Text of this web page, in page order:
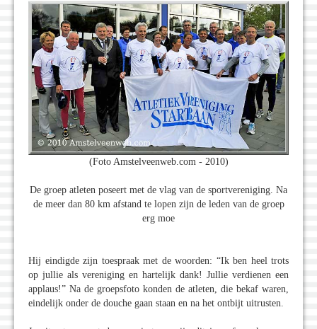
(Foto Amstelveenweb.com - 2010)
De groep atleten poseert met de vlag van de sportvereniging. Na
de meer dan 80 km afstand te lopen zijn de leden van de groep
erg moe
Hij eindigde zijn toespraak met de woorden: “Ik ben heel trots
op jullie als vereniging en hartelijk dank! Jullie verdienen een
applaus!” Na de groepsfoto konden de atleten, die bekaf waren,
eindelijk onder de douche gaan staan en na het ontbijt uitrusten.